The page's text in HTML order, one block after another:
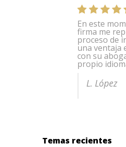
En este
firma me
proceso de
una ventaja
con su
propio
L. López
Temas recientes